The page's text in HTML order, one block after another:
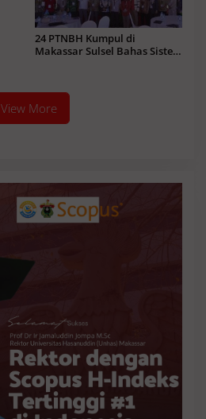
24 PTNBH Kumpul di
Makassar Sulsel Bahas Sistem
View More